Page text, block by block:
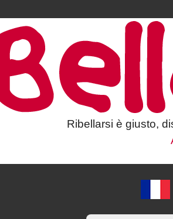
Ribellarsi è giusto,